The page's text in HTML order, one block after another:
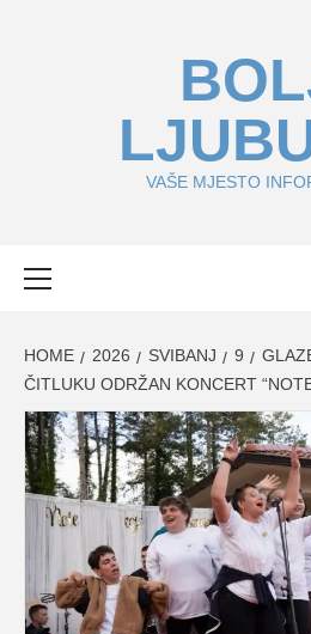
VAŠE MJESTO
HOME 2026 SVIBANJ 9
ČITLUKU ODRŽAN KONCERT